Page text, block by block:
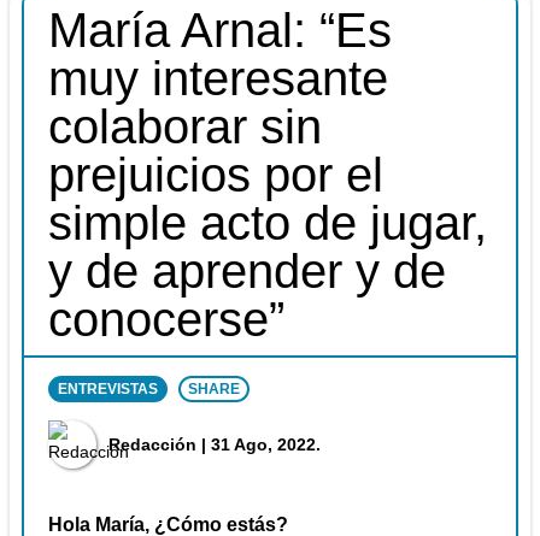
María Arnal: “Es
muy interesante
colaborar sin
prejuicios por el
simple acto de jugar,
y de aprender y de
conocerse”
ENTREVISTAS SHARE
Redacción | 31 Ago, 2022.
Hola María, ¿Cómo estás?